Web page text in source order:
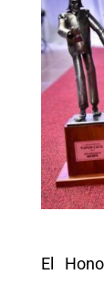
El